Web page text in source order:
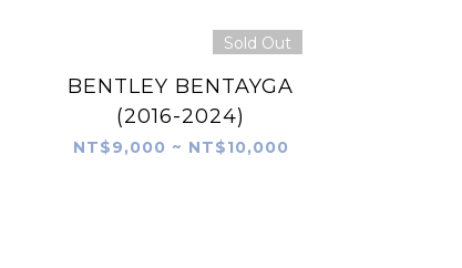
Sold Out
BENTLEY BENTAYGA
(2016-2024)
NT$9,000 ~ NT$10,000